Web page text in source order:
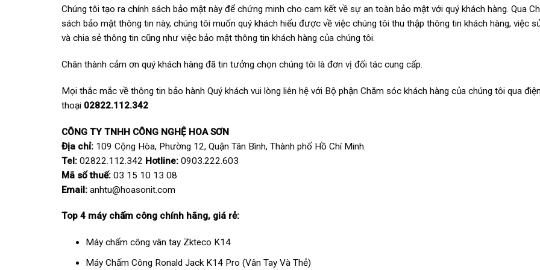
Chúng tôi tạo ra chính sách bảo mật này để chứng minh cho cam kết về sự an toàn bảo mật với quý khách hàng. Qua
sách bảo mật thông tin này, chúng tôi muốn quý khách hiểu được về việc chúng tôi thu thập thông tin khách hàng, việc
và chia sẻ thông tin cũng như việc bảo mật thông tin khách hàng của chúng tôi.
Chân thành cảm ơn quý khách hàng đã tin tưởng chọn chúng tôi là đơn vị đối tác cung cấp.
Mọi thắc mắc về thông tin bảo hành Quý khách vui lòng liên hệ với Bộ phận Chăm sóc khách hàng của chúng tôi qua
thoại 02822.112.342
CÔNG TY TNHH CÔNG NGHỆ HOA SƠN
Địa chỉ: 109 Cộng Hòa, Phường 12, Quận Tân Bình, Thành phố Hồ Chí Minh.
Tel: 02822.112.342 Hotline: 0903.222.603
Mã số thuế: 03 15 10 13 08
Email: anhtu@hoasonit.com
Top 4 máy chấm công chính hãng, giá rẻ:
Máy chấm công vân tay Zkteco K14
Máy Chấm Công Ronald Jack K14 Pro (Vân Tay Và Thẻ)